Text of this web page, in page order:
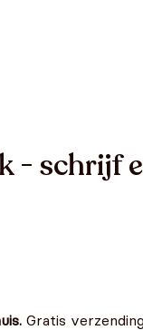
- schrijf
Gratis